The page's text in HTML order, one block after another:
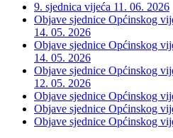
9. sjednica vijeća 11. 06. 2026
Objave sjednice Općinskog
14. 05. 2026
Objave sjednice Općinskog
14. 05. 2026
Objave sjednice Općinskog
12. 05. 2026
Objave sjednice Općinskog
Objave sjednice Općinskog
Objave sjednice Općinskog